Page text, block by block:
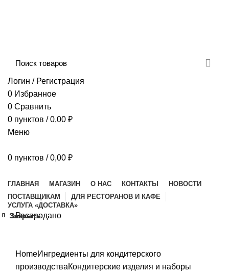
Логин / Регистрация
0 Избранное
0 Сравнить
0 пунктов / 0,00 ₽
Меню
0 пунктов / 0,00 ₽
ГЛАВНАЯ МАГАЗИН О НАС КОНТАКТЫ
НОВОСТИ
ПОСТАВЩИКАМ
ДЛЯ РЕСТОРАНОВ И КАФЕ
УСЛУГА «ДОСТАВКА»
Распродано
HomeИнгредиенты для кондитерского
производстваКондитерские изделия и наборы
Закрыть
Закрыть
Закрыть
Закрыть
Закрыть
Закрыть
Закрыть
Закрыть
Закрыть
Закрыть
Закрыть
Закрыть
Закрыть
Закрыть
Закрыть